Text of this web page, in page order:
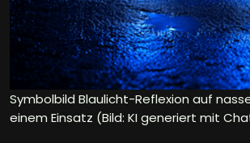
Symbolbild Blaulicht-Reflexion auf
einem Einsatz (Bild: KI generiert mit